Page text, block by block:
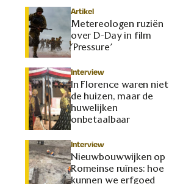
Artikel
Metereologen ruziën
over D-Day in film
‘Pressure’
Interview
In Florence waren niet
de huizen, maar de
huwelijken
onbetaalbaar
Interview
Nieuwbouwwijken op
Romeinse ruïnes: hoe
kunnen we erfgoed